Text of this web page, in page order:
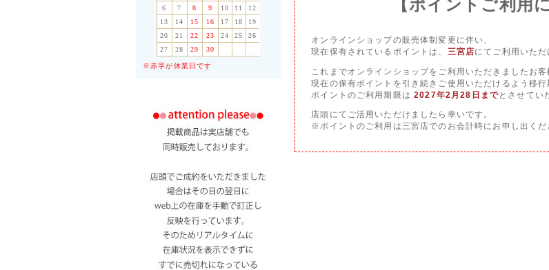
6
7 8 9 10 11
12
13
14 15 16 17 18
19
20
21 22 23 24 25
26
27
28 29 30
※赤字が休業日です
【ポイントご利用
オンラインショップの販売体制変更に伴い、
現在保有されているポイントは、
三宮店にてご利用いただ
これまでオンラインショップをご利用いただきましたお客
現在の保有ポイントを引き続きご使用いただけるよう移行
ポイントのご利用期限は2027年2月28日までとさせてい
店頭にてご活用いただけましたら幸いです。
※ポイントのご利用は三宮店でのお会計時にお申し出くだ